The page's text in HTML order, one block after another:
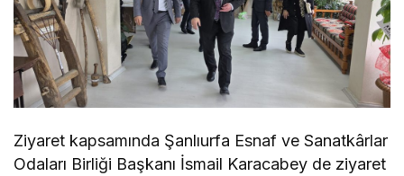
Ziyaret kapsamında Şanlıurfa Esnaf ve Sanatkârlar
Odaları Birliği Başkanı İsmail Karacabey de ziyaret